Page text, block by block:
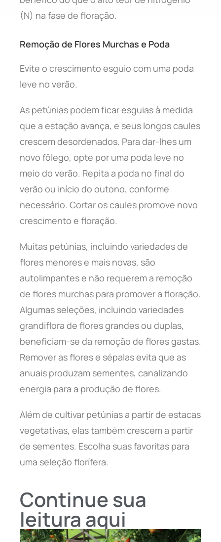
(N) na fase de floração.
Remoção de Flores Murchas e Poda
Evite o crescimento esguio com uma poda
leve no verão.
As petúnias podem ficar esguias à medida
que a estação avança, e seus longos caules
crescem desordenados. Para dar-lhes um
novo fôlego, opte por uma poda leve no
meio do verão. Repita a poda no final do
verão ou início do outono, conforme
necessário. Cortar os caules promove novo
crescimento e floração.
Muitas petúnias, incluindo variedades de
flores menores e mais novas, são
autolimpantes e não requerem a remoção
de flores murchas para promover a floração.
Algumas seleções, incluindo variedades
grandiflora de flores grandes ou duplas,
beneficiam-se da remoção de flores gastas.
Remover as flores e sépalas evita que as
anuais produzam sementes, canalizando
energia para a produção de flores.
Além de cultivar petúnias a partir de estacas
vegetativas, elas também crescem a partir
de sementes. Escolha suas favoritas para
uma seleção florífera.
Continue sua
leitura aqui